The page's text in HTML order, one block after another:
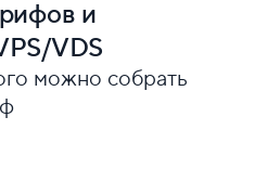
и
VDS
можно собрать